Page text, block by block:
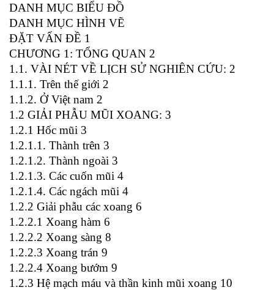
DANH MỤC BIỂU ĐỒ
DANH MỤC HÌNH VẼ
ĐẶT VẤN ĐỀ 1
CHƯƠNG 1: TỔNG QUAN 2
1.1. VÀI NÉT VỀ LỊCH SỬ NGHIÊN CỨU: 2
1.1.1. Trên thế giới 2
1.1.2. Ở Việt nam 2
1.2 GIẢI PHẪU MŨI XOANG: 3
1.2.1 Hốc mũi 3
1.2.1.1. Thành trên 3
1.2.1.2. Thành ngoài 3
1.2.1.3. Các cuốn mũi 4
1.2.1.4. Các ngách mũi 4
1.2.2 Giải phẫu các xoang 6
1.2.2.1 Xoang hàm 6
1.2.2.2 Xoang sàng 8
1.2.2.3 Xoang trán 9
1.2.2.4 Xoang bướm 9
1.2.3 Hệ mạch máu và thần kinh mũi xoang 10